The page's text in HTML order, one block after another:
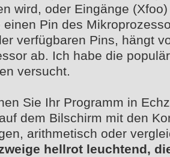
wird, oder Eingänge
einen Pin des
verfügbaren Pins, hängt
ab. Ich habe die
versucht.
Sie Ihr Programm in
dem Bilschirm mit den
arithmetisch oder
hellrot leuchtend,